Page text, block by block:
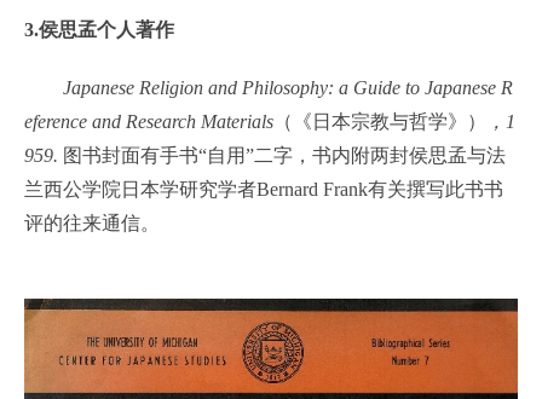
3.侯思孟个人著作
Japanese Religion and Philosophy: a Guide to Japanese R
eference and Research Materials （《日本宗教与哲学》）
，1
959. 图书封面有手书“自用”二字，书内附两封侯思孟与法
兰西公学院日本学研究学者Bernard Frank有关撰写此书书
评的往来通信。